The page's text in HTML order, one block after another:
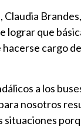
lograr que
cargo
a los
nosotros